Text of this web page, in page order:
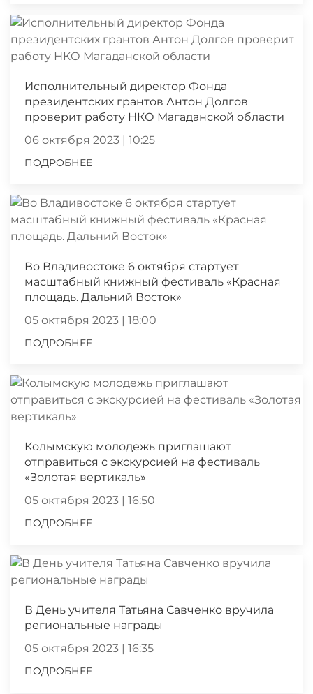
Исполнительный директор Фонда
президентских грантов Антон Долгов
проверит работу НКО Магаданской области
06 октября 2023 | 10:25
ПОДРОБНЕЕ
Во Владивостоке 6 октября стартует
масштабный книжный фестиваль «Красная
площадь. Дальний Восток»
05 октября 2023 | 18:00
ПОДРОБНЕЕ
Колымскую молодежь приглашают
отправиться с экскурсией на фестиваль
«Золотая вертикаль»
05 октября 2023 | 16:50
ПОДРОБНЕЕ
В День учителя Татьяна Савченко вручила
региональные награды
05 октября 2023 | 16:35
ПОДРОБНЕЕ